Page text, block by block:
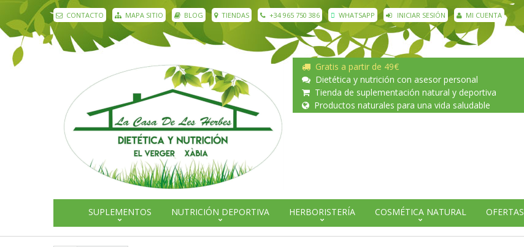
CONTACTO MAPA SITIO BLOG TIENDAS +34 965 750 386 WHATSAPP INICIAR SESIÓN MI CUENTA
Gratis a partir de 49€
Dietética y nutrición con asesor personal
Tienda de suplementación natural y deportiva
Productos naturales para una vida saludable
SUPLEMENTOS NUTRICIÓN DEPORTIVA HERBORISTERÍA COSMÉTICA NATURAL OFERTAS